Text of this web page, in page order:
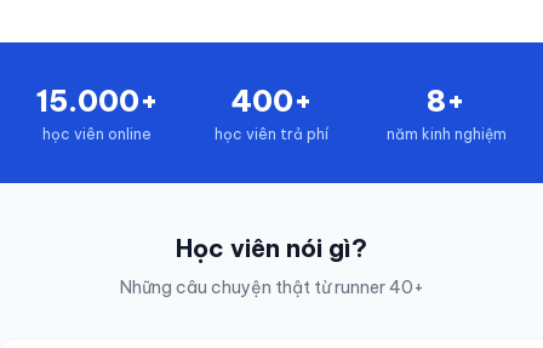
15.000+
học viên online
400+
học viên trả phí
8+
năm kinh nghiệm
Học viên nói gì?
Những câu chuyện thật từ runner 40+